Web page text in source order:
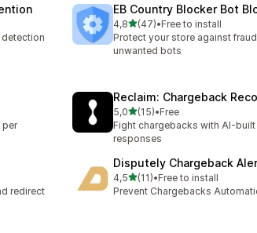
EB Country Blocker Bot
4,8stelle su 5
(47)
47 recensioni totali
•Free to install
Protect your store against
unwanted bots
per
Reclaim: Chargeback
5,0stelle su 5
(15)
15 recensioni totali
•Free
Fight chargebacks with AI-
responses
redirect
Disputely Chargeback
4,5stelle su 5
(11)
11 recensioni totali
•Free to install
Prevent Chargebacks